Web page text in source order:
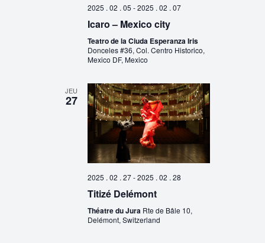
2025 . 02 . 05 -2025 . 02 . 07
Icaro – Mexico city
Teatro de la Ciuda Esperanza Iris
Donceles #36, Col. Centro Historico,
Mexico DF, Mexico
JEU
27
2025 . 02 . 27-2025 . 02 . 28
Titizé Delémont
Théatre du Jura Rte de Bâle 10,
Delémont, Switzerland